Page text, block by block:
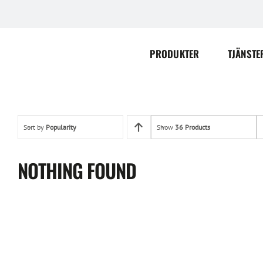
PRODUKTER
Sort by Popularity Show 36 Products
NOTHING FOUND